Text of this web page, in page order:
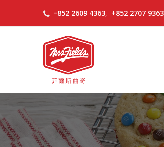
+852 2609 4363, +852 2707 9363